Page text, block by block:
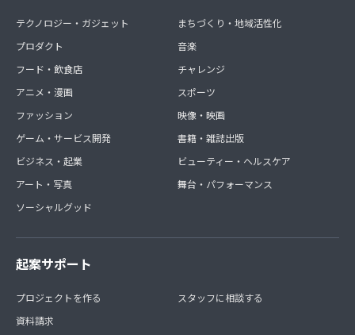
テクノロジー・ガジェット
プロダクト
フード・飲食店
アニメ・漫画
ファッション
ゲーム・サービス開発
ビジネス・起業
アート・写真
ソーシャルグッド
まちづくり・地域活性化
音楽
チャレンジ
スポーツ
映像・映画
書籍・雑誌出版
ビューティー・ヘルスケア
舞台・パフォーマンス
起案サポート
プロジェクトを作る
資料請求
スタッフに相談する